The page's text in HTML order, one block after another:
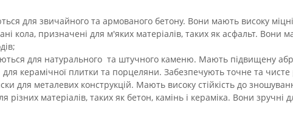
для звичайного та армованого бетону. Вони мають високу
кола, призначені для м'яких матеріалів, таких як асфальт.
для натурального та штучного каменю. Мають підвищену
керамічної плитки та порцеляни. Забезпечують точне та чисте
для металевих конструкцій. Мають високу стійкість до
різних матеріалів, таких як бетон, камінь і кераміка. Вони